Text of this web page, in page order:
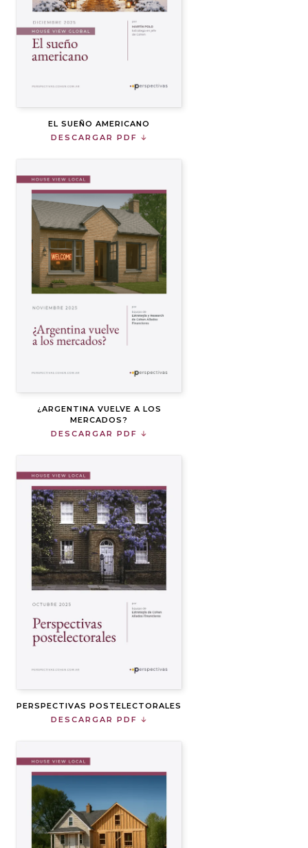
EL SUEÑO AMERICANO
DESCARGAR PDF
¿ARGENTINA VUELVE A LOS
MERCADOS?
DESCARGAR PDF
PERSPECTIVAS POSTELECTORALES
DESCARGAR PDF